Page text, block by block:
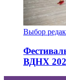
Выбор
ВДНХ